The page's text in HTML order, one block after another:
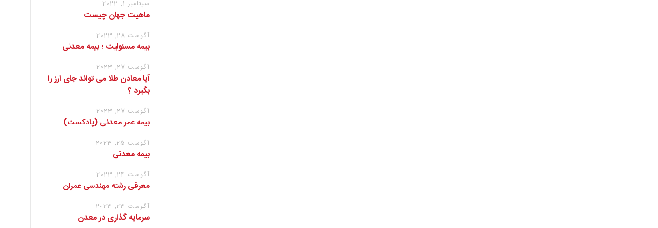
سپتامبر 1, 2023
ماهیت جهان چیست
آگوست 28, 2023
بیمه مسئولیت ؛ بیمه معدنی
آگوست 27, 2023
آیا معادن طلا می تواند جای ارز را
بگیرد ؟
آگوست 27, 2023
بیمه عمر معدنی (پادکست)
آگوست 25, 2023
بیمه معدنی
آگوست 24, 2023
معرفی رشته مهندسی عمران
آگوست 23, 2023
سرمایه گذاری در معدن